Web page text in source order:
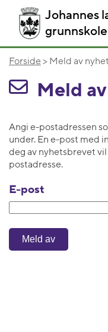
Johannes
Forside > Meld av
Meld
Angi e-postadressen
under. En e-post med
deg av nyhetsbrevet
postadresse.
E-post